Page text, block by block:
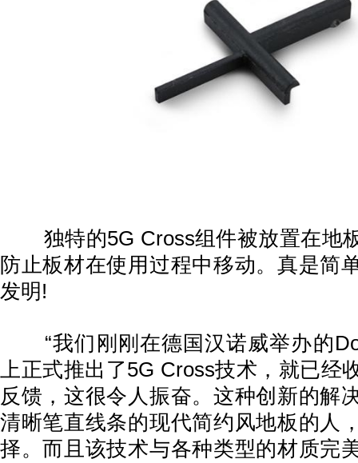
独特的5G Cross组件被放置在地
防止板材在使用过程中移动。真是简
发明!
“我们刚刚在德国汉诺威举办的
上正式推出了5G Cross技术，就已经
反馈，这很令人振奋。这种创新的解
清晰笔直线条的现代简约风地板的人
择。而且该技术与各种类型的材质完